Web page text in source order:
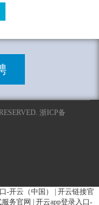
浙ICP备
-开云（中国）
开云链接官
务官网 开云app登录入口-